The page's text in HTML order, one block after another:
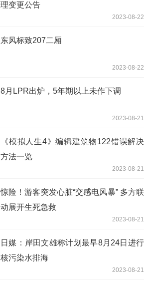
理变更公告
2023-08-22
东风标致207二厢
2023-08-22
8月LPR出炉，5年期以上未作下调
2023-08-21
《模拟人生4》编辑建筑物122错误解决
方法一览
2023-08-21
惊险！游客突发心脏“交感电风暴” 多方联
动展开生死急救
2023-08-21
日媒：岸田文雄称计划最早8月24日进行
核污染水排海
2023-08-21